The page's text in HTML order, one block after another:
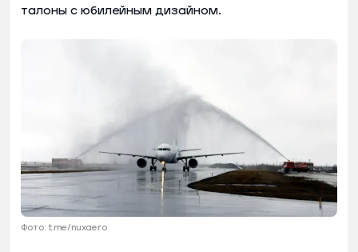
талоны с юбилейным дизайном.
Фото: t.me/nuxaero